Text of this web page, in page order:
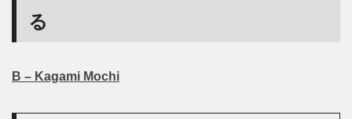
る
B – Kagami Mochi